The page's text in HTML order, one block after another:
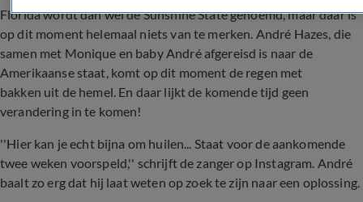
Florida wordt dan wel de Sunshine State genoemd, maar daar is
op dit moment helemaal niets van te merken. André Hazes, die
samen met Monique en baby André afgereisd is naar de
Amerikaanse staat, komt op dit moment de regen met
bakken uit de hemel. En daar lijkt de komende tijd geen
verandering in te komen!
''Hier kan je echt bijna om huilen... Staat voor de aankomende
twee weken voorspeld,'' schrijft de zanger op Instagram. André
baalt zo erg dat hij laat weten op zoek te zijn naar een oplossing.